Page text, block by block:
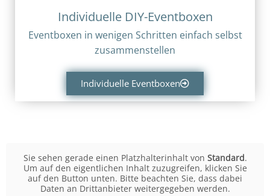
Individuelle DIY-Eventboxen
Eventboxen in wenigen Schritten einfach selbst
zusammenstellen
Individuelle Eventboxen
Sie sehen gerade einen Platzhalterinhalt von Standard.
Um auf den eigentlichen Inhalt zuzugreifen, klicken Sie
auf den Button unten. Bitte beachten Sie, dass dabei
Daten an Drittanbieter weitergegeben werden.